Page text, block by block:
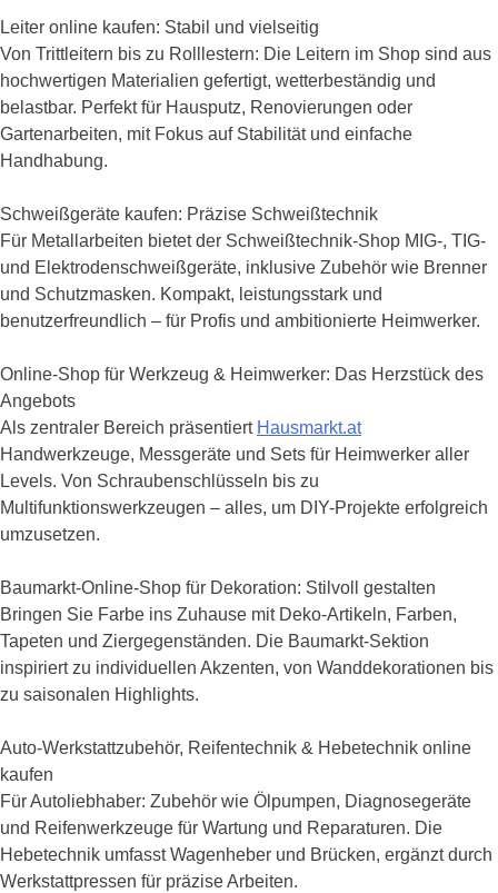
Leiter online kaufen: Stabil und vielseitig
Von Trittleitern bis zu Rolllestern: Die Leitern im Shop sind aus
hochwertigen Materialien gefertigt, wetterbeständig und
belastbar. Perfekt für Hausputz, Renovierungen oder
Gartenarbeiten, mit Fokus auf Stabilität und einfache
Handhabung.
Schweißgeräte kaufen: Präzise Schweißtechnik
Für Metallarbeiten bietet der Schweißtechnik-Shop MIG-, TIG-
und Elektrodenschweißgeräte, inklusive Zubehör wie Brenner
und Schutzmasken. Kompakt, leistungsstark und
benutzerfreundlich – für Profis und ambitionierte Heimwerker.
Online-Shop für Werkzeug & Heimwerker: Das Herzstück des
Angebots
Als zentraler Bereich präsentiert Hausmarkt.at
Handwerkzeuge, Messgeräte und Sets für Heimwerker aller
Levels. Von Schraubenschlüsseln bis zu
Multifunktionswerkzeugen – alles, um DIY-Projekte erfolgreich
umzusetzen.
Baumarkt-Online-Shop für Dekoration: Stilvoll gestalten
Bringen Sie Farbe ins Zuhause mit Deko-Artikeln, Farben,
Tapeten und Ziergegenständen. Die Baumarkt-Sektion
inspiriert zu individuellen Akzenten, von Wanddekorationen bis
zu saisonalen Highlights.
Auto-Werkstattzubehör, Reifentechnik & Hebetechnik online
kaufen
Für Autoliebhaber: Zubehör wie Ölpumpen, Diagnosegeräte
und Reifenwerkzeuge für Wartung und Reparaturen. Die
Hebetechnik umfasst Wagenheber und Brücken, ergänzt durch
Werkstattpressen für präzise Arbeiten.